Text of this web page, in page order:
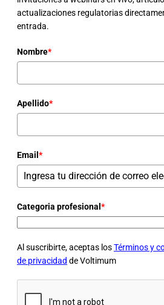
actualizaciones regulatorias
entrada.
Nombre*
Apellido*
Email *
Categoria profesional *
Al suscribirte, aceptas losTérminos y
de privacidad de Voltimum